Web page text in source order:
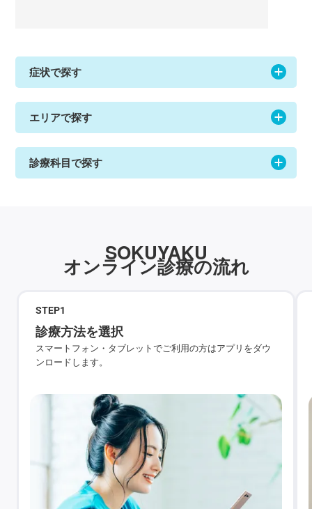
症状で探す
エリアで探す
診療科目で探す
SOKUYAKU
オンライン診療の流れ
STEP1
診療方法を選択
スマートフォン・タブレットでご利用の方はアプリをダウ
ンロードします。